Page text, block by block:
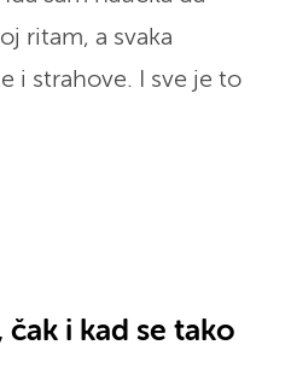
ritam, a svaka
i strahove. I sve je to
čak i kad se tako